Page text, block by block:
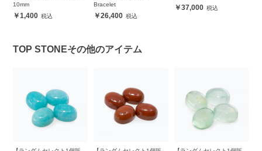
10mm
1,400
Bracelet
26,400
37,000
TOP STONEその他のアイテム